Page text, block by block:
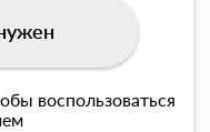
воспользоваться